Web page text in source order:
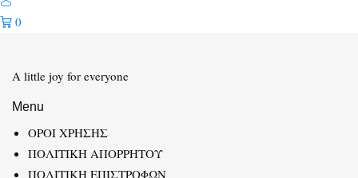
0
A little joy for everyone
Menu
ΟΡΟΙ ΧΡΗΣΗΣ
ΠΟΛΙΤΙΚΗ ΑΠΟΡΡΗΤΟΥ
ΠΟΛΙΤΙΚΗ ΕΠΙΣΤΡΟΦΩΝ